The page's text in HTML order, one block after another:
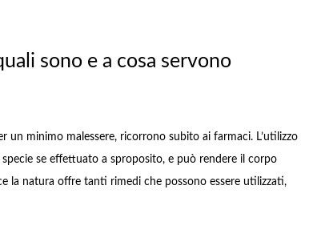
sono e a cosa servono
un minimo malessere, ricorrono subito ai farmaci. L’utilizzo
se effettuato a sproposito, e può rendere il corpo
la natura offre tanti rimedi che possono essere utilizzati,